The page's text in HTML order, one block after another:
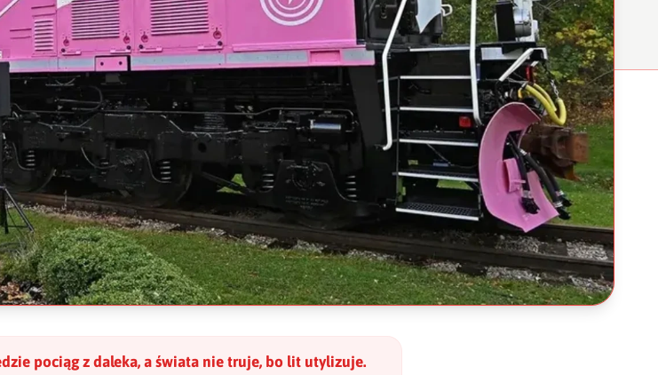
pociąg z daleka, a świata nie truje, bo lit utylizuje.